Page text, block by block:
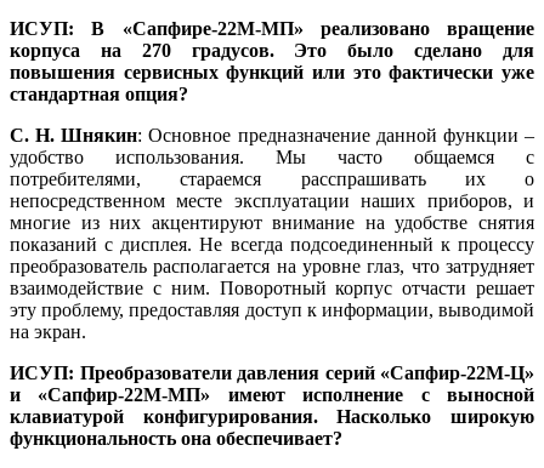
ИСУП: В «Сапфире‑22М-МП» реализовано вращение
корпуса на 270 градусов. Это было сделано для
повышения сервисных функций или это фактически уже
стандартная опция?
С. Н. Шнякин: Основное предназначение данной функции –
удобство использования. Мы часто общаемся с
потребителями, стараемся расспрашивать их о
непосредственном месте эксплуатации наших приборов, и
многие из них акцентируют внимание на удобстве снятия
показаний с дисплея. Не всегда подсоединенный к процессу
преобразователь располагается на уровне глаз, что затрудняет
взаимодействие с ним. Поворотный корпус отчасти решает
эту проблему, предоставляя доступ к информации, выводимой
на экран.
ИСУП: Преобразователи давления серий «Сапфир‑22М‑Ц»
и «Сап­фир‑22М-МП» имеют исполнение с выносной
клавиатурой конфигурирования. Насколько широкую
функциональность она обеспечивает?